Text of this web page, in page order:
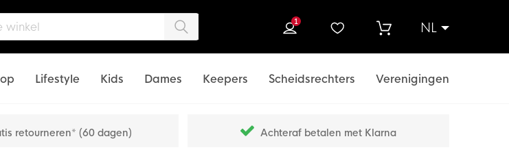
NL
1
Lifestyle Kids Dames Keepers Scheidsrechters Verenigingen
retourneren* (60 dagen) Achteraf betalen met Klarna